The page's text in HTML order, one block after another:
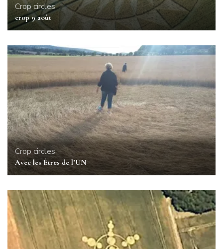
Crop circles
crop 9 août
Crop circles
Avec les Êtres de l’UN